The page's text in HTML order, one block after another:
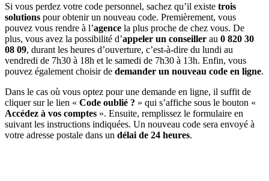
Si vous perdez votre code personnel, sachez qu’il existe trois
solutions pour obtenir un nouveau code. Premièrement, vous
pouvez vous rendre à l’agence la plus proche de chez vous. De
plus, vous avez la possibilité d’appeler un conseiller au 0 820 30
08 09, durant les heures d’ouverture, c’est-à-dire du lundi au
vendredi de 7h30 à 18h et le samedi de 7h30 à 13h. Enfin, vous
pouvez également choisir de demander un nouveau code en ligne.
Dans le cas où vous optez pour une demande en ligne, il suffit de
cliquer sur le lien « Code oublié ? » qui s’affiche sous le bouton «
Accédez à vos comptes ». Ensuite, remplissez le formulaire en
suivant les instructions indiquées. Un nouveau code sera envoyé à
votre adresse postale dans un délai de 24 heures.